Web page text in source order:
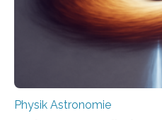
Wärmekraftmaschinen: Sie
Energie in mechanische
ausgedrückt, Wärme in
quantenmechanischen
Physik Astronomie